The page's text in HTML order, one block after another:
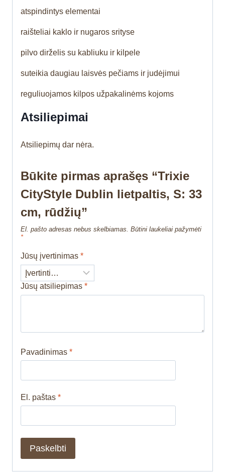
atspindintys elementai
raišteliai kaklo ir nugaros srityse
pilvo dirželis su kabliuku ir kilpele
suteikia daugiau laisvės pečiams ir judėjimui
reguliuojamos kilpos užpakalinėms kojoms
Atsiliepimai
Atsiliepimų dar nėra.
Būkite pirmas aprašęs “Trixie
CityStyle Dublin lietpaltis, S: 33
cm, rūdžių”
El. pašto adresas nebus skelbiamas. Būtini laukeliai pažymėti
*
Jūsų įvertinimas *
Jūsų atsiliepimas *
Pavadinimas *
El. paštas *